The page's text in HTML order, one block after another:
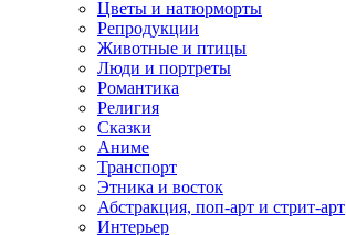
Цветы и натюрморты
Репродукции
Животные и птицы
Люди и портреты
Романтика
Религия
Сказки
Аниме
Транспорт
Этника и восток
Абстракция, поп-арт и стрит-арт
Интерьер